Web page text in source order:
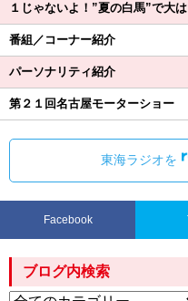
１じゃないよ！”夏の白馬”で大
番組／コーナー紹介
パーソナリティ紹介
第２１回名古屋モーターショー
東海ラジオを
Facebook
ブログ内検索